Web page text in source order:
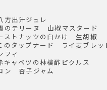
出汁ジュレ
のテリーヌ 山椒マスタード
ストナッツの白かけ 生胡椒
のタップナード ライ麦ブレッ
フィ
キャベツの林檎酢ピクルス
ン 杏子ジャム